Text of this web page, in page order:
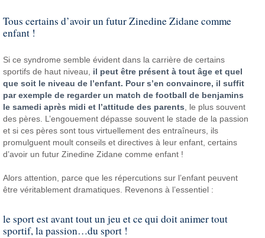
Tous certains d’avoir un futur Zinedine Zidane comme
enfant !
Si ce syndrome semble évident dans la carrière de certains
sportifs de haut niveau,
il peut être présent à tout âge et quel
que soit le niveau de l’enfant. Pour s’en convaincre, il suffit
par exemple de regarder un match de football de benjamins
le samedi après midi et l’attitude des parents , le plus souvent
des pères. L’engouement dépasse souvent le stade de la passion
et si ces pères sont tous virtuellement des entraîneurs, ils
promulguent moult conseils et directives à leur enfant, certains
d’avoir un futur Zinedine Zidane comme enfant !
Alors attention, parce que les répercutions sur l’enfant peuvent
être véritablement dramatiques. Revenons à l’essentiel :
le sport est avant tout un jeu et ce qui doit animer tout
sportif, la passion…du sport !